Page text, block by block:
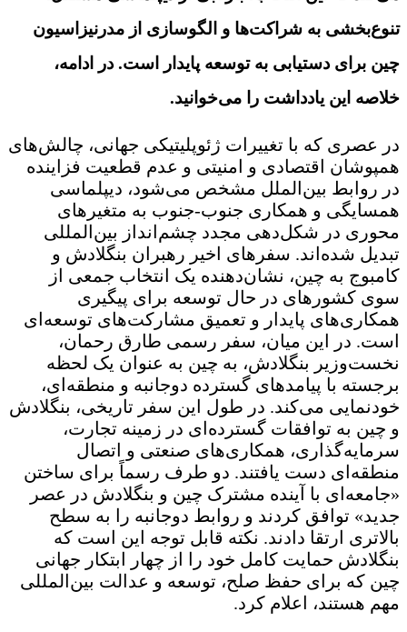
تنوع‌بخشی به شراکت‌ها و الگوسازی از مدرنیزاسیون
چین برای دستیابی به توسعه پایدار است. در ادامه،
خلاصه این یادداشت را می‌خوانید.
در عصری که با تغییرات ژئوپلیتیکی جهانی، چالش‌های
همپوشان اقتصادی و امنیتی و عدم قطعیت فزاینده
در روابط بین‌الملل مشخص می‌شود، دیپلماسی
همسایگی و همکاری جنوب-جنوب به متغیرهای
محوری در شکل‌دهی مجدد چشم‌انداز بین‌المللی
تبدیل شده‌اند. سفرهای اخیر رهبران بنگلادش و
کامبوج به چین، نشان‌دهنده یک انتخاب جمعی از
سوی کشورهای در حال توسعه برای پیگیری
همکاری‌های پایدار و تعمیق مشارکت‌های توسعه‌ای
است. در این میان، سفر رسمی طارق رحمان،
نخست‌وزیر بنگلادش، به چین به عنوان یک لحظه
برجسته با پیامدهای گسترده دوجانبه و منطقه‌ای،
خودنمایی می‌کند. در طول این سفر تاریخی، بنگلادش
و چین به توافقات گسترده‌ای در زمینه تجارت،
سرمایه‌گذاری، همکاری‌های صنعتی و اتصال
منطقه‌ای دست یافتند. دو طرف رسماً برای ساختن
«جامعه‌ای با آینده مشترک چین و بنگلادش در عصر
جدید» توافق کردند و روابط دوجانبه را به سطح
بالاتری ارتقا دادند. نکته قابل توجه این است که
بنگلادش حمایت کامل خود را از چهار ابتکار جهانی
چین که برای حفظ صلح، توسعه و عدالت بین‌المللی
مهم هستند، اعلام کرد.